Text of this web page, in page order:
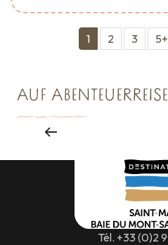
1 2 3 5+
AUF
Tél. +33 (0)2